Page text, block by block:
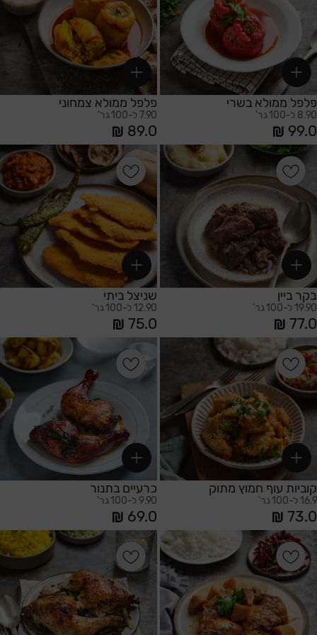
סדר א-ב עולה
פלפל ממולא בשרי
8.90 ל-100 גר'
99.0
פלפל ממולא צמחוני
7.90 ל-100 גר'
89.0
הוספה לסל
בקר ביין
19.90 ל-100 גר'
77.0
הוספה לסל
שניצל ביתי
12.90 ל-100 גר'
75.0
הוספה לסל
קוביות עוף חמוץ מתוק
16.9 ל-100 גר'
73.0
הוספה לסל
כרעיים בתנור
9.90 ל-100 גר'
69.0
הוספה לסל הוספה לסל